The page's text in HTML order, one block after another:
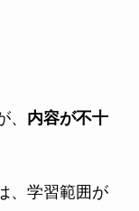
内容が不十
、学習範囲が